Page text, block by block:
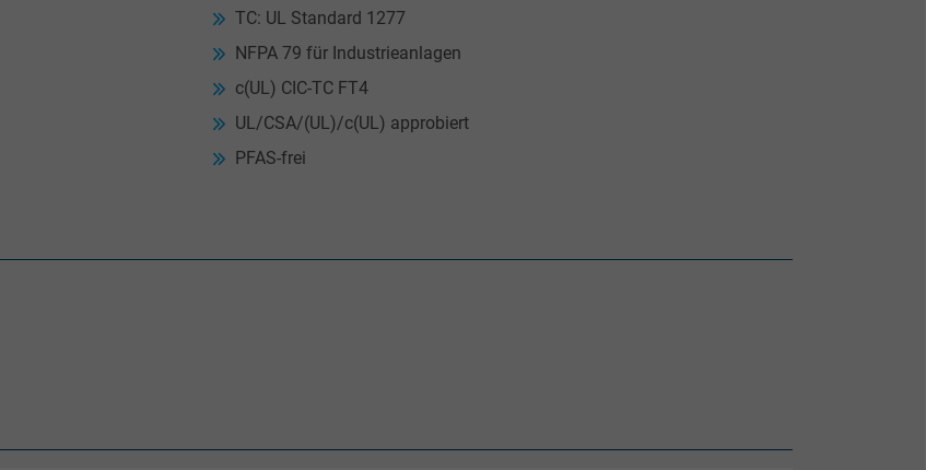
TC: UL Standard 1277
NFPA 79 für Industrieanlagen
c(UL) CIC-TC FT4
UL/CSA/(UL)/c(UL) approbiert
PFAS-frei